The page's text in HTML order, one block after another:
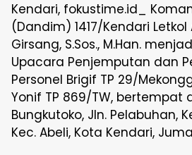
Kendari, fokustime.id_
(Dandim) 1417/Kendari Letkol
Girsang, S.Sos., M.Han.
Upacara Penjemputan dan
Personel Brigif TP 29/
Yonif TP 869/TW, bertempat
Bungkutoko, Jln. Pelabuhan,
Kec. Abeli, Kota Kendari,